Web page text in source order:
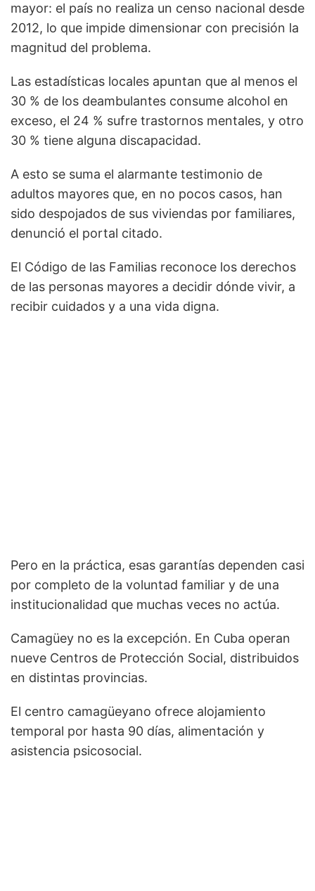
mayor: el país no realiza un censo nacional desde
2012, lo que impide dimensionar con precisión la
magnitud del problema.
Las estadísticas locales apuntan que al menos el
30 % de los deambulantes consume alcohol en
exceso, el 24 % sufre trastornos mentales, y otro
30 % tiene alguna discapacidad.
A esto se suma el alarmante testimonio de
adultos mayores que, en no pocos casos, han
sido despojados de sus viviendas por familiares,
denunció el portal citado.
El Código de las Familias reconoce los derechos
de las personas mayores a decidir dónde vivir, a
recibir cuidados y a una vida digna.
Pero en la práctica, esas garantías dependen casi
por completo de la voluntad familiar y de una
institucionalidad que muchas veces no actúa.
Camagüey no es la excepción. En Cuba operan
nueve Centros de Protección Social, distribuidos
en distintas provincias.
El centro camagüeyano ofrece alojamiento
temporal por hasta 90 días, alimentación y
asistencia psicosocial.